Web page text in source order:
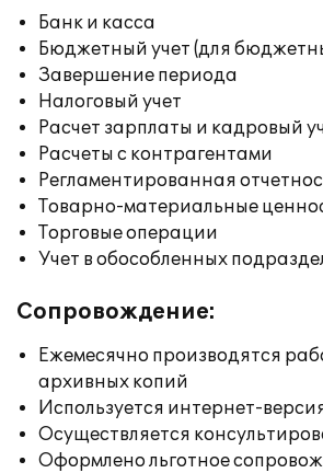
Банк и касса
Бюджетный учет (для
Завершение периода
Налоговый учет
Расчет зарплаты и кадровый
Расчеты с контрагентами
Регламентированная
Товарно-материальные
Торговые операции
Учет в обособленных
Сопровождение:
Ежемесячно производятся
архивных копий
Используется интернет-
Осуществляется
Оформлено льготное